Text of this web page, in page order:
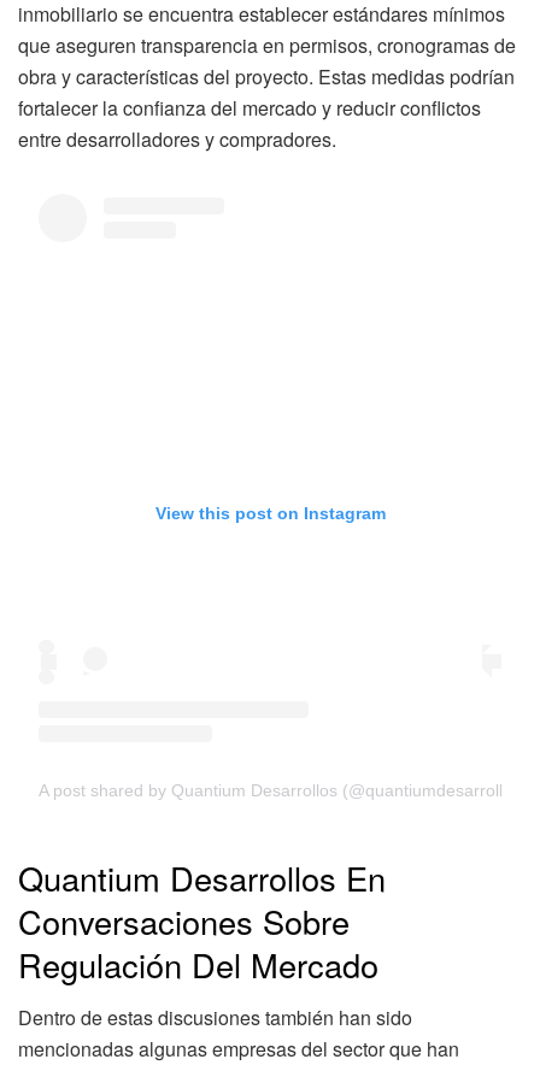
inmobiliario se encuentra establecer estándares mínimos
que aseguren transparencia en permisos, cronogramas de
obra y características del proyecto. Estas medidas podrían
fortalecer la confianza del mercado y reducir conflictos
entre desarrolladores y compradores.
View this post on Instagram
A post shared by Quantium Desarrollos (@quantiumdesarrollos)
Quantium Desarrollos En
Conversaciones Sobre
Regulación Del Mercado
Dentro de estas discusiones también han sido
mencionadas algunas empresas del sector que han